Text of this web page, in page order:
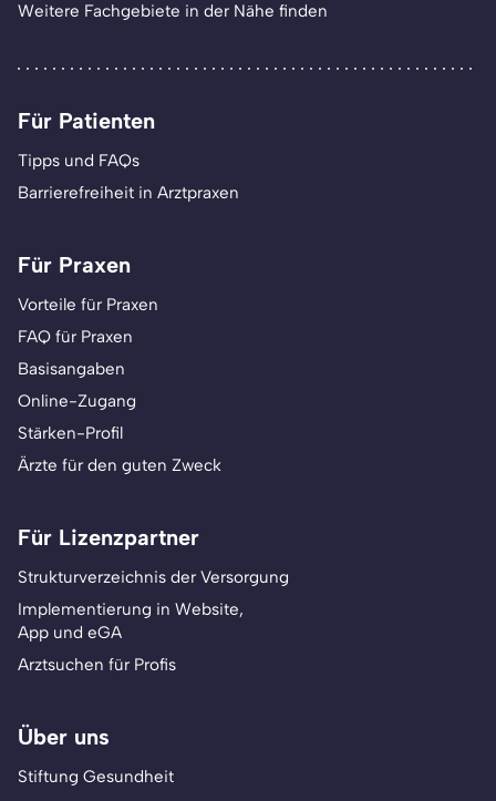
Weitere Fachgebiete in der Nähe finden
Für Patienten
Tipps und FAQs
Barrierefreiheit in Arztpraxen
Für Praxen
Vorteile für Praxen
FAQ für Praxen
Basisangaben
Online-Zugang
Stärken-Profil
Ärzte für den guten Zweck
Für Lizenzpartner
Strukturverzeichnis der Versorgung
Implementierung in Website,
App und eGA
Arztsuchen für Profis
Über uns
Stiftung Gesundheit